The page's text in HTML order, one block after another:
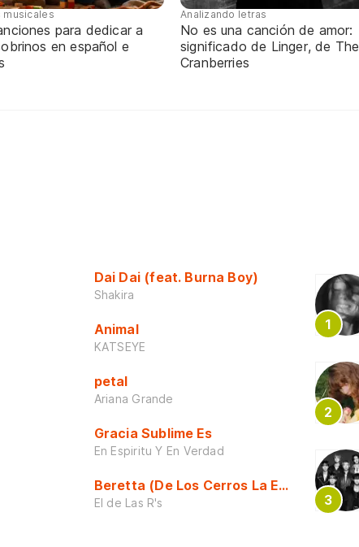
musicales
para dedicar a
en español e
Analizando letras
No es una canción de amor:
significado de Linger, de The
Cranberries
Dai Dai (feat. Burna Boy)
Shakira
Animal
KATSEYE
petal
Ariana Grande
Gracia Sublime Es
En Espiritu Y En Verdad
Beretta (De Los Cerros La Escuela)
El de Las R's